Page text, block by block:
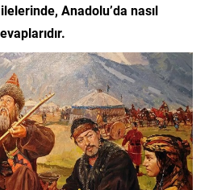
Anadolu’da nasıl